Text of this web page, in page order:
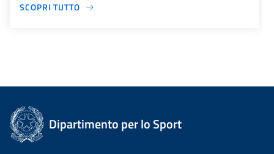
SCOPRI TUTTO
Dipartimento per lo Sport